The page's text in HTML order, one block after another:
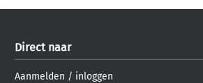
Direct naar
Aanmelden / inloggen